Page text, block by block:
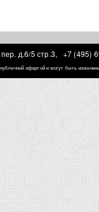
д.6/5 стр.3,
+7 (495)
офертой и могут быть